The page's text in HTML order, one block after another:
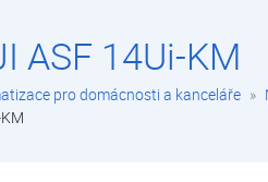
ASF 14Ui-KM
pro domácnosti a kanceláře